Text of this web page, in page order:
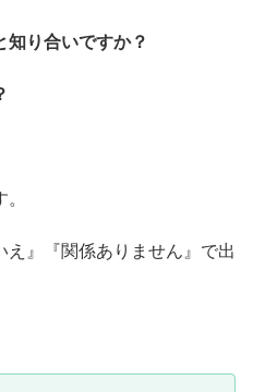
知り合いですか？
』『関係ありません』で出